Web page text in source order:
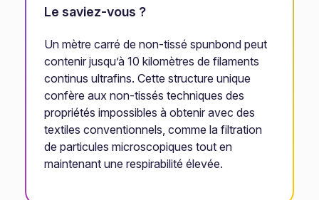
Le saviez-vous ?
Un mètre carré de non-tissé spunbond peut
contenir jusqu’à 10 kilomètres de filaments
continus ultrafins. Cette structure unique
confère aux non-tissés techniques des
propriétés impossibles à obtenir avec des
textiles conventionnels, comme la filtration
de particules microscopiques tout en
maintenant une respirabilité élevée.